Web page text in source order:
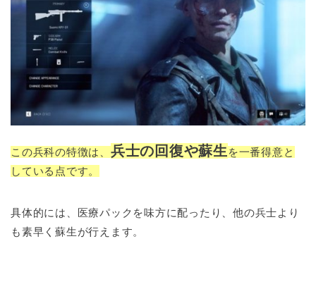
この兵科の特徴は、 兵士の回復や蘇生 を一番得意と
している点です。
具体的には、医療パックを味方に配ったり、他の兵士より
も素早く蘇生が行えます。